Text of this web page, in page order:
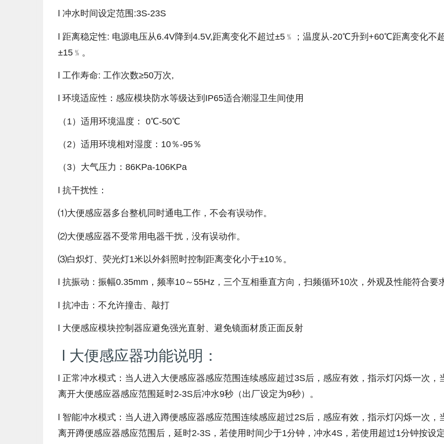
l 冲水时间设定范围:3S-23S
l 距离稳定性: 电源电压从6.4V降到4.5V,距离变化不超过±5﹪；温度从-20℃升到+60℃距离变化不
±15﹪。
l 工作寿命: 工作次数≥50万次,
l 环境适应性：感应模块防水等级达到IP65适合潮湿卫生间使用
（1）适用环境温度： 0℃-50℃
（2）适用环境相对湿度：10％-95％
（3）大气压力：86KPa-106KPa
l 抗干扰性：
⑴大便感应器多台整机同时通电工作，不会有误动作。
⑵大便感应器不受常用电器干扰，没有误动作。
⑶白炽灯、荧光灯1米以外斜照时控制距离变化小于±10％。
l 抗振动：振幅0.35mm，频率10～55Hz，三个互相垂直方向，扫频循环10次，外观及性能符合要
l 抗冲击：不允许撞击、敲打
l 大便感应模块控制器应避免强光直射、避免镜面材质正面反射
l 大便感应器功能说明：
l 正常冲水模式：当人进入大便感应器感应范围连续感应超过3S后，感应有效，指示灯闪烁一次，
离开大便感应器感应范围延时2-3S后冲水9秒（出厂设定为9秒）。
l 智能冲水模式：当人进入蹲便感应器感应范围连续感应超过2S后，感应有效，指示灯闪烁一次，
离开蹲便感应器感应范围后，延时2-3S，若使用时间少于1分钟，冲水4S，若使用超过1分钟按设